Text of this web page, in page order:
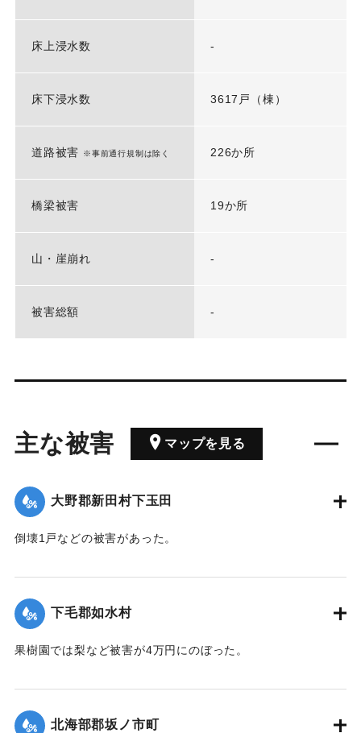
床上浸水数 -
床下浸水数 3617戸（棟）
道路被害 ※事前通行規制は除く 226か所
橋梁被害 19か所
山・崖崩れ -
被害総額 -
主な被害 マップを見る
大野郡新田村下玉田
倒壊1戸などの被害があった。
｜固有コード:00474072
下毛郡如水村
果樹園では梨など被害が4万円にのぼった。
｜固有コード: 00474073
北海部郡坂ノ市町